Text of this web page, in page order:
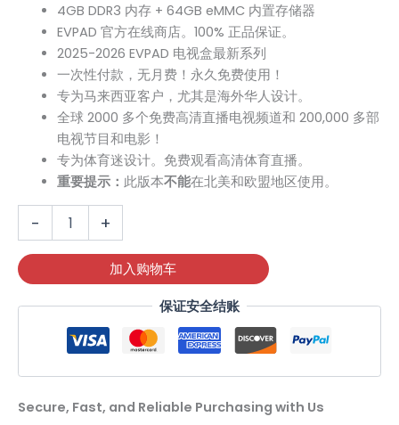
US$165.00。
4GB DDR3 内存 + 64GB eMMC 内置存储器
EVPAD 官方在线商店。100% 正品保证。
2025-2026 EVPAD 电视盒最新系列
一次性付款，无月费！永久免费使用！
专为马来西亚客户，尤其是海外华人设计。
全球 2000 多个免费高清直播电视频道和 200,000 多部
电视节目和电影！
专为体育迷设计。免费观看高清体育直播。
重要提示： 此版本不能在北美和欧盟地区使用。
- +
加入购物车
保证安全结账
Secure, Fast, and Reliable Purchasing with Us